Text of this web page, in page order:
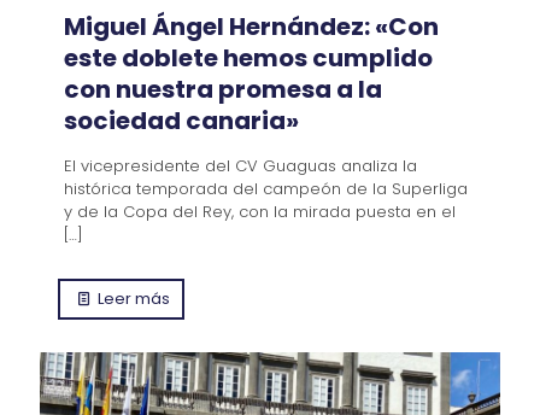
Miguel Ángel Hernández: «Con
este doblete hemos cumplido
con nuestra promesa a la
sociedad canaria»
El vicepresidente del CV Guaguas analiza la
histórica temporada del campeón de la Superliga
y de la Copa del Rey, con la mirada puesta en el
[…]
Leer más